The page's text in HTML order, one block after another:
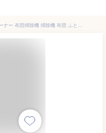
【500円オフクーポン！】布団クリーナー 布団掃除機 掃除機 布団 ふとんクリーナー 布団 掃除機 布団用掃除機 ふとんクリーナー 花粉 花粉対策 温風 uv 除菌 ハウスダスト ダニ退治 コンパクト ハンディクリーナー